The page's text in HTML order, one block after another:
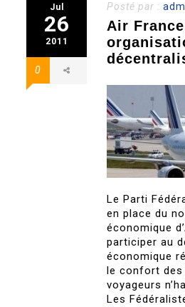
Jul
26
2011
0
Posté par :
Air
Le Parti
en place du
économique
participer au
économique
le confort des
voyageurs
Les